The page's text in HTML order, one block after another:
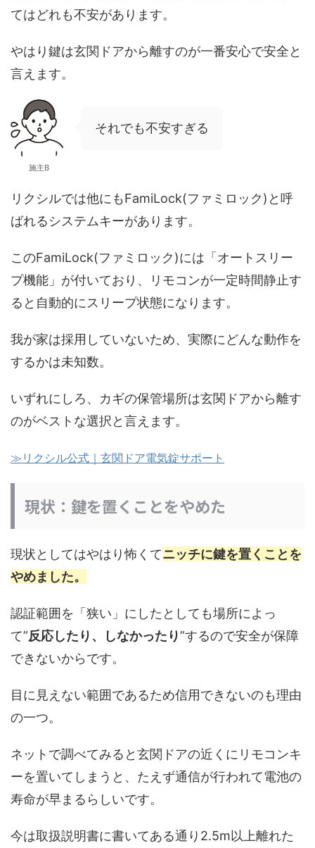
てはどれも不安があります。
やはり鍵は玄関ドアから離すのが一番安心で安全と
言えます。
施主B
それでも不安すぎる
リクシルでは他にもFamiLock(ファミロック)と呼
ばれるシステムキーがあります。
このFamiLock(ファミロック)には「オートスリー
プ機能」が付いており、リモコンが一定時間静止す
ると自動的にスリープ状態になります。
我が家は採用していないため、実際にどんな動作を
するかは未知数。
いずれにしろ、カギの保管場所は玄関ドアから離す
のがベストな選択と言えます。
≫リクシル公式｜玄関ドア電気錠サポート
現状：鍵を置くことをやめた
現状としてはやはり怖くてニッチに鍵を置くことを
やめました。
認証範囲を「狭い」にしたとしても場所によっ
て”反応したり、しなかったり”するので安全が保障
できないからです。
目に見えない範囲であるため信用できないのも理由
の一つ。
ネットで調べてみると玄関ドアの近くにリモコンキ
ーを置いてしまうと、たえず通信が行われて電池の
寿命が早まるらしいです。
今は取扱説明書に書いてある通り2.5m以上離れた